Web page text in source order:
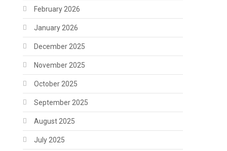
February 2026
January 2026
December 2025
November 2025
October 2025
September 2025
August 2025
July 2025